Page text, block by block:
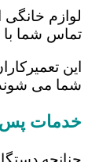
لوازم
تماس شما با
این
شما می
خدمات پس